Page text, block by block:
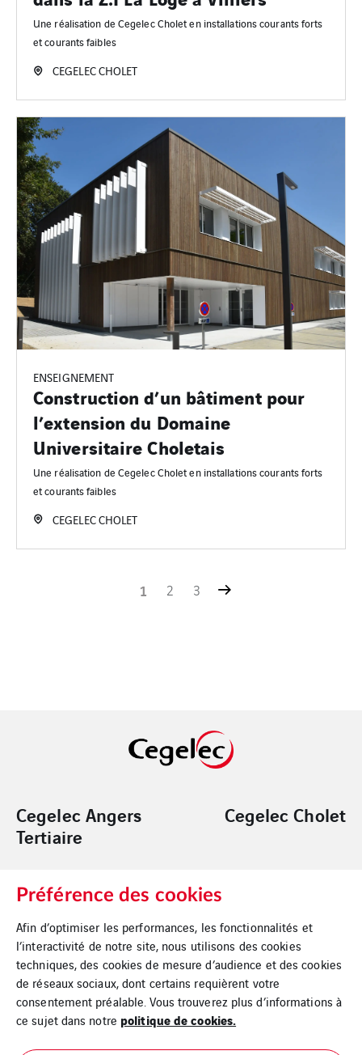
Une réalisation de Cegelec Cholet en installations courants forts
et courants faibles
CEGELEC CHOLET
ENSEIGNEMENT
Construction d’un bâtiment pour
l’extension du Domaine
Universitaire Choletais
Une réalisation de Cegelec Cholet en installations courants forts
et courants faibles
CEGELEC CHOLET
1 2 3
Cegelec Angers
Tertiaire
Cegelec Cholet
Cegelec Nantes
Tertiaire
Océan Logement
Mentions légales
Préférence des cookies
Afin d’optimiser les performances, les fonctionnalités et
l’interactivité de notre site, nous utilisons des cookies
techniques, des cookies de mesure d’audience et des cookies
de réseaux sociaux, dont certains requièrent votre
consentement préalable. Vous trouverez plus d’informations à
ce sujet dans notre politique de cookies.